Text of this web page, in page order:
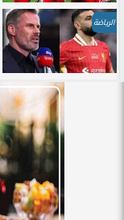
الرياضة